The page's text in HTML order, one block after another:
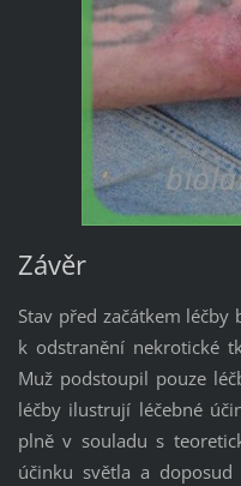
Závěr
Stav před začátkem
k odstranění nekrotické
Muž podstoupil pouze
léčby ilustrují léčebné
plně v souladu s
účinku světla a